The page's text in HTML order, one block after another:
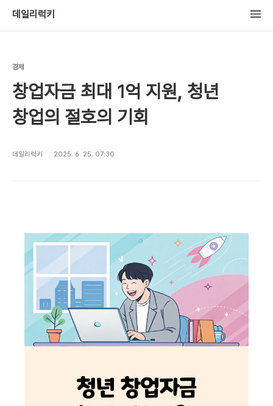
데일리럭키
경제
창업자금 최대 1억 지원, 청년
창업의 절호의 기회
데일리럭키 2025. 6. 25. 07:30